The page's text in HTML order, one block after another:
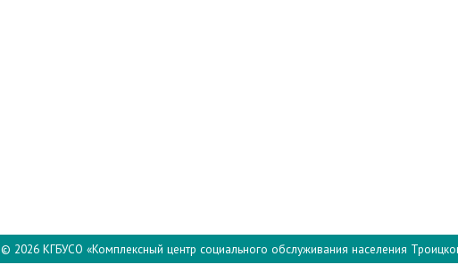
© 2026 КГБУСО «Комплексный центр социального обслуживания населения